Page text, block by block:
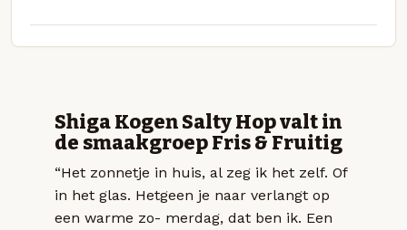
Shiga Kogen Salty Hop valt in
de smaakgroep Fris & Fruitig
“Het zonnetje in huis, al zeg ik het zelf. Of
in het glas. Hetgeen je naar verlangt op
een warme zo- merdag, dat ben ik. Een